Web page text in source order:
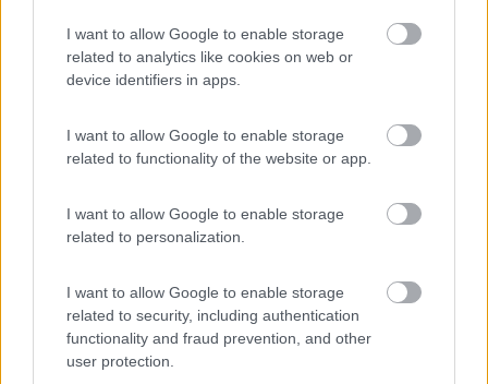
I want to allow Google to enable storage
related to analytics like cookies on web or
device identifiers in apps.
I want to allow Google to enable storage
related to functionality of the website or app.
I want to allow Google to enable storage
related to personalization.
I want to allow Google to enable storage
related to security, including authentication
functionality and fraud prevention, and other
user protection.
ezio55
3503
In risposta al messaggio difafe81 del11/10/2019 alle00:02:11
e tecniche uniformemente diffuse comuni, praticamente degli standard,
mentre per i semiflessibili si debba trovare soluzioni cosí artigianali...
Pietro 67